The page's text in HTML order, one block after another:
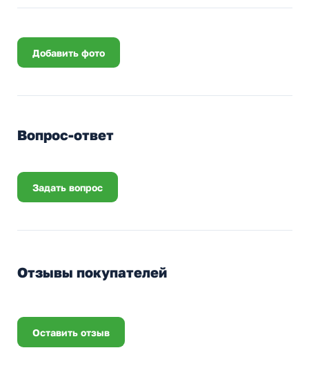
Добавить фото
Вопрос-ответ
Задать вопрос
Отзывы покупателей
Оставить отзыв